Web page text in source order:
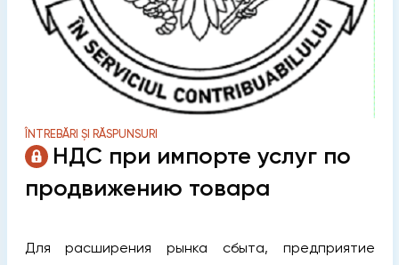
ÎNTREBĂRI ȘI RĂSPUNSURI
НДС при импорте услуг по
продвижению товара
Для расширения рынка сбыта, предприятие